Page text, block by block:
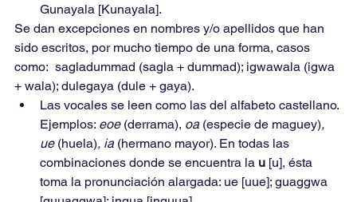
Gunayala [Kunayala].
Se dan excepciones en nombres y/o apellidos que han
sido escritos, por mucho tiempo de una forma, casos
como:  sagladummad (sagla + dummad); igwawala (igwa
+ wala); dulegaya (dule + gaya).
Las vocales se leen como las del alfabeto castellano.
Ejemplos: eoe (derrama), oa (especie de maguey),
ue (huela), ia (hermano mayor). En todas las
combinaciones donde se encuentra la u [u], ésta
toma la pronunciación alargada: ue [uue]; guaggwa